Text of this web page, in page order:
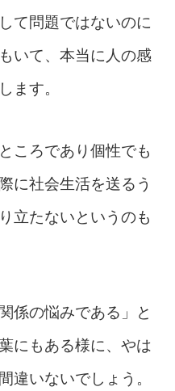
て問題ではないのに
いて、本当に人の感
ます。
ころであり個性でも
に社会生活を送るう
立たないというのも
係の悩みである」と
にもある様に、やは
違いないでしょう。